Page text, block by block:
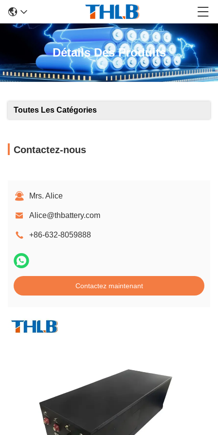
Détails Des Produits
Toutes Les Catégories
Contactez-nous
Mrs. Alice
Alice@thbattery.com
+86-632-8059888
Contactez maintenant